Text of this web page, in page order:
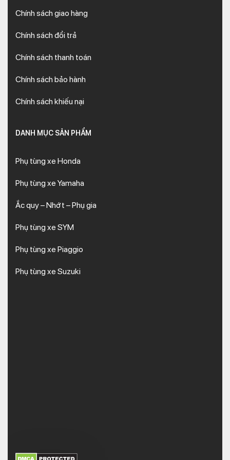
Chính sách giao hàng
Chính sách đổi trả
Chính sách thanh toán
Chính sách bảo hành
Chính sách khiếu nại
DANH MỤC SẢN PHẨM
Phụ tùng xe Honda
Phụ tùng xe Yamaha
Ắc quy – Nhớt – Phụ gia
Phụ tùng xe SYM
Phụ tùng xe Piaggio
Phụ tùng xe Suzuki